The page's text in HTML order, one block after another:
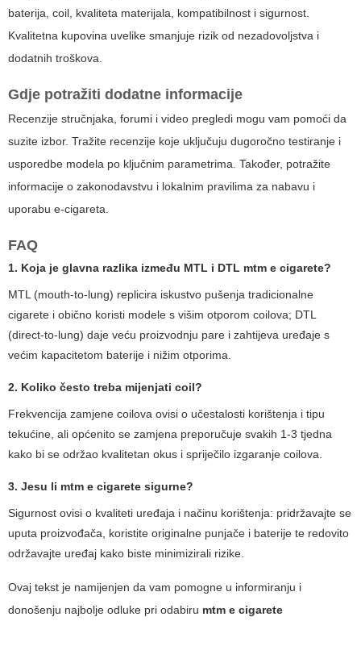
baterija, coil, kvaliteta materijala, kompatibilnost i sigurnost.
Kvalitetna kupovina uvelike smanjuje rizik od nezadovoljstva i
dodatnih troškova.
Gdje potražiti dodatne informacije
Recenzije stručnjaka, forumi i video pregledi mogu vam pomoći da
suzite izbor. Tražite recenzije koje uključuju dugoročno testiranje i
usporedbe modela po ključnim parametrima. Također, potražite
informacije o zakonodavstvu i lokalnim pravilima za nabavu i
uporabu e-cigareta.
FAQ
1. Koja je glavna razlika između MTL i DTL mtm e cigarete?
MTL (mouth-to-lung) replicira iskustvo pušenja tradicionalne
cigarete i obično koristi modele s višim otporom coilova; DTL
(direct-to-lung) daje veću proizvodnju pare i zahtijeva uređaje s
većim kapacitetom baterije i nižim otporima.
2. Koliko često treba mijenjati coil?
Frekvencija zamjene coilova ovisi o učestalosti korištenja i tipu
tekućine, ali općenito se zamjena preporučuje svakih 1-3 tjedna
kako bi se održao kvalitetan okus i spriječilo izgaranje coilova.
3. Jesu li mtm e cigarete sigurne?
Sigurnost ovisi o kvaliteti uređaja i načinu korištenja: pridržavajte se
uputa proizvođača, koristite originalne punjače i baterije te redovito
održavajte uređaj kako biste minimizirali rizike.
Ovaj tekst je namijenjen da vam pomogne u informiranju i
donošenju najbolje odluke pri odabiru mtm e cigarete